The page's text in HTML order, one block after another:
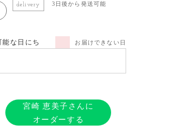
delivery 3日後から発送可能
能な日にち お届けできない日
宮崎 恵美子さんに
オーダーする